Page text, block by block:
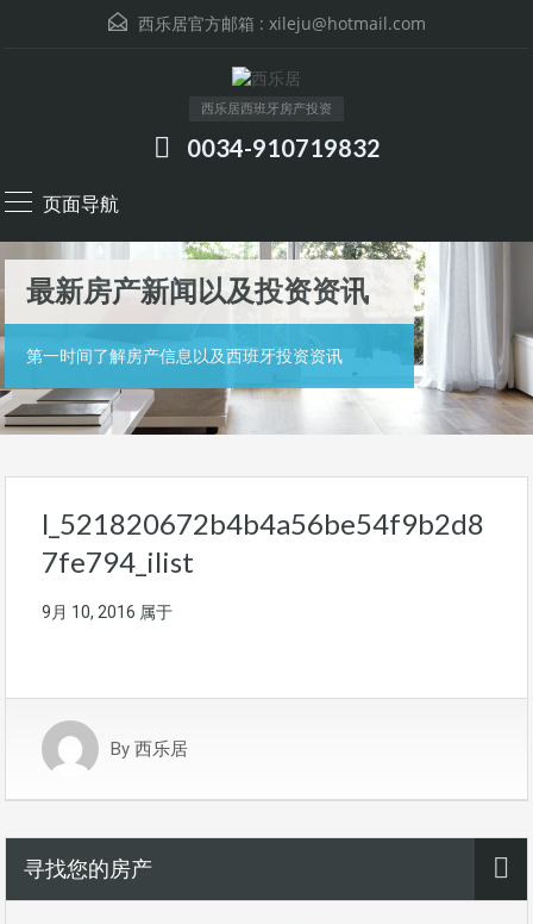
西乐居官方邮箱 : xileju@hotmail.com
西乐居西班牙房产投资
0034-910719832
页面导航
最新房产新闻以及投资资讯
第一时间了解房产信息以及西班牙投资资讯
l_521820672b4b4a56be54f9b2d8
7fe794_ilist
9月 10, 2016 属于
By 西乐居
寻找您的房产